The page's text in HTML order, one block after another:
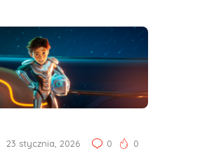
23 stycznia, 2026 0 0